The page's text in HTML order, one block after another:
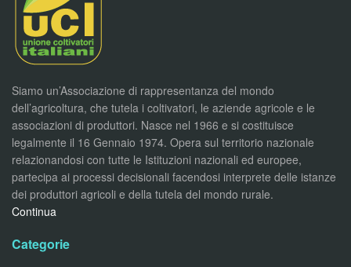
Siamo un’Associazione di rappresentanza del mondo
dell’agricoltura, che tutela i coltivatori, le aziende agricole e le
associazioni di produttori. Nasce nel 1966 e si costituisce
legalmente il 16 Gennaio 1974. Opera sul territorio nazionale
relazionandosi con tutte le Istituzioni nazionali ed europee,
partecipa ai processi decisionali facendosi interprete delle istanze
dei produttori agricoli e della tutela del mondo rurale.
Continua
Categorie